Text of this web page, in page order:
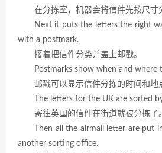
在分拣室，机器会将信件先按尺寸
Next it puts the letters the right
with a postmark.
接着把信件分类并盖上邮戳。
Postmarks show when and where
邮戳可以显示信件分拣的时间和地
The letters for the UK are sorted
寄往英国的信件在街道就被分拣了。
Then all the airmail letter are put
another sorting office.